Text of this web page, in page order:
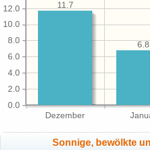
Dezember
0.0
2.0
4.0
6.0
8.0
10.0
12.0
6.8
11.7
Sonnige, bewölkte